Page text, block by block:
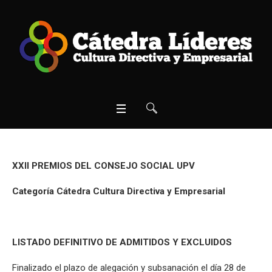
XXII PREMIOS DEL CONSEJO SOCIAL UPV
Categoría Cátedra Cultura Directiva y Empresarial
LISTADO DEFINITIVO DE ADMITIDOS Y EXCLUIDOS
Finalizado el plazo de alegación y subsanación el día 28 de